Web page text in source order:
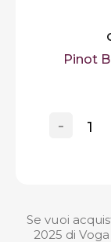
Pinot
-
Se vuoi
2025 di